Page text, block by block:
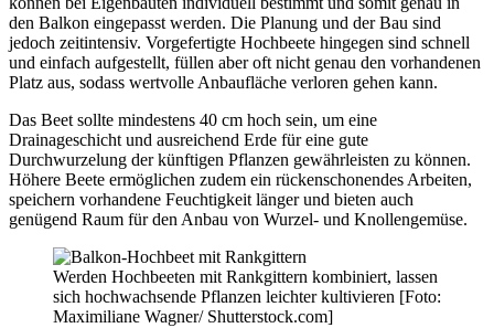
den Balkon eingepasst werden. Die Planung und der Bau sind
jedoch zeitintensiv. Vorgefertigte Hochbeete hingegen sind schnell
und einfach aufgestellt, füllen aber oft nicht genau den vorhandenen
Platz aus, sodass wertvolle Anbaufläche verloren gehen kann.
Das Beet sollte mindestens 40 cm hoch sein, um eine
Drainageschicht und ausreichend Erde für eine gute
Durchwurzelung der künftigen Pflanzen gewährleisten zu können.
Höhere Beete ermöglichen zudem ein rückenschonendes Arbeiten,
speichern vorhandene Feuchtigkeit länger und bieten auch
genügend Raum für den Anbau von Wurzel- und Knollengemüse.
Werden Hochbeeten mit Rankgittern kombiniert, lassen
sich hochwachsende Pflanzen leichter kultivieren [Foto:
Maximiliane Wagner/ Shutterstock.com]